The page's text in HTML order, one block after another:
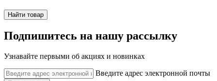
Найти товар
Подпишитесь на нашу рассылку
Узнавайте первыми об акциях и новинках
Введите адрес электронной почты